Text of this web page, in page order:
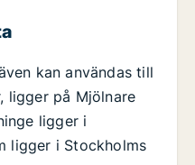
kan användas till
ligger på Mjölnare
ligger i
ligger i Stockholms